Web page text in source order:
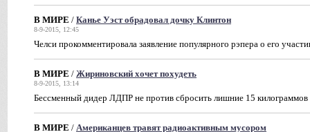
В МИРЕ / Канье Уэст обрадовал дочку Клинтон
8-9-2015, 12:45
Челси прокомментировала заявление популярного рэпера о его
В МИРЕ / Жириновский хочет похудеть
8-9-2015, 13:14
Бессменный дидер ЛДПР не против сбросить лишние 15 килограммов
В МИРЕ / Американцев травят радиоактивным мусором